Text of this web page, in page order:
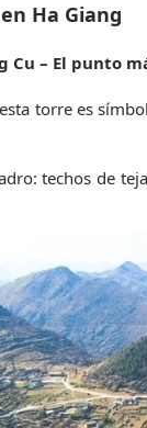
Ha Giang
Cu – El punto
torre es
techos de